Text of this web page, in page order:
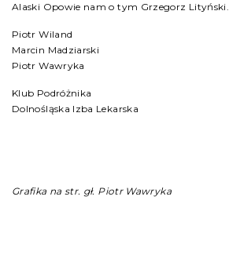
Alaski Opowie nam o tym Grzegorz Lityński.
Piotr Wiland
Marcin Madziarski
Piotr Wawryka
Klub Podróżnika
Dolnośląska Izba Lekarska
Grafika na str. gł. Piotr Wawryka